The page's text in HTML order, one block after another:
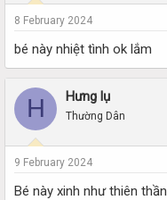
8 February 2024
bé này nhiệt tình ok lắm
H Hưng lụ
Thường Dân
9 February 2024
Bé này xinh như thiên thần